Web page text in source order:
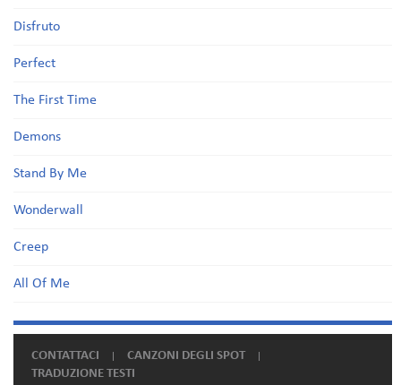
Disfruto
Perfect
The First Time
Demons
Stand By Me
Wonderwall
Creep
All Of Me
CONTATTACI
CANZONI DEGLI SPOT
TRADUZIONE TESTI